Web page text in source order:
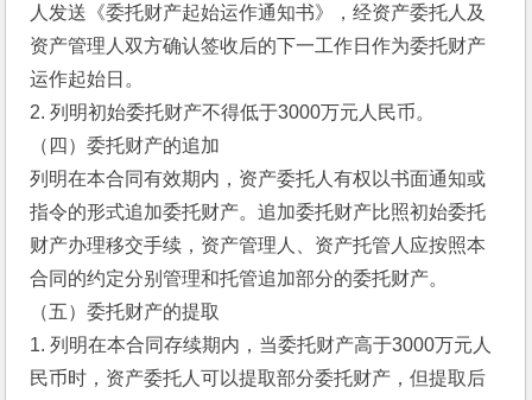
人发送《委托财产起始运作通知书》，经资产委托人及
资产管理人双方确认签收后的下一工作日作为委托财产
运作起始日。
2. 列明初始委托财产不得低于3000万元人民币。
（四）委托财产的追加
列明在本合同有效期内，资产委托人有权以书面通知或
指令的形式追加委托财产。追加委托财产比照初始委托
财产办理移交手续，资产管理人、资产托管人应按照本
合同的约定分别管理和托管追加部分的委托财产。
（五）委托财产的提取
1. 列明在本合同存续期内，当委托财产高于3000万元人
民币时，资产委托人可以提取部分委托财产，但提取后